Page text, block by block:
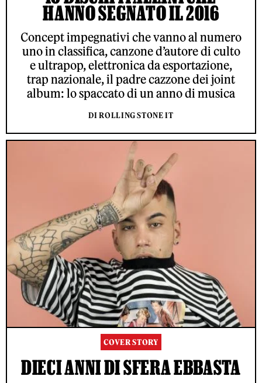
HANNO SEGNATO IL 2016
Concept impegnativi che vanno al numero
uno in classifica, canzone d’autore di culto
e ultrapop, elettronica da esportazione,
trap nazionale, il padre cazzone dei joint
album: lo spaccato di un anno di musica
DI ROLLING STONE IT
COVER STORY
DIECI ANNI DI SFERA EBBASTA